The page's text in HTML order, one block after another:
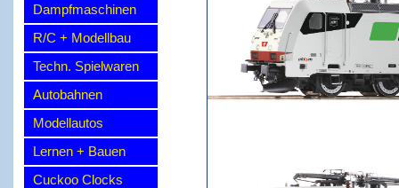
Dampfmaschinen
R/C + Modellbau
Techn. Spielwaren
Autobahnen
Modellautos
Lernen + Bauen
Cuckoo Clocks